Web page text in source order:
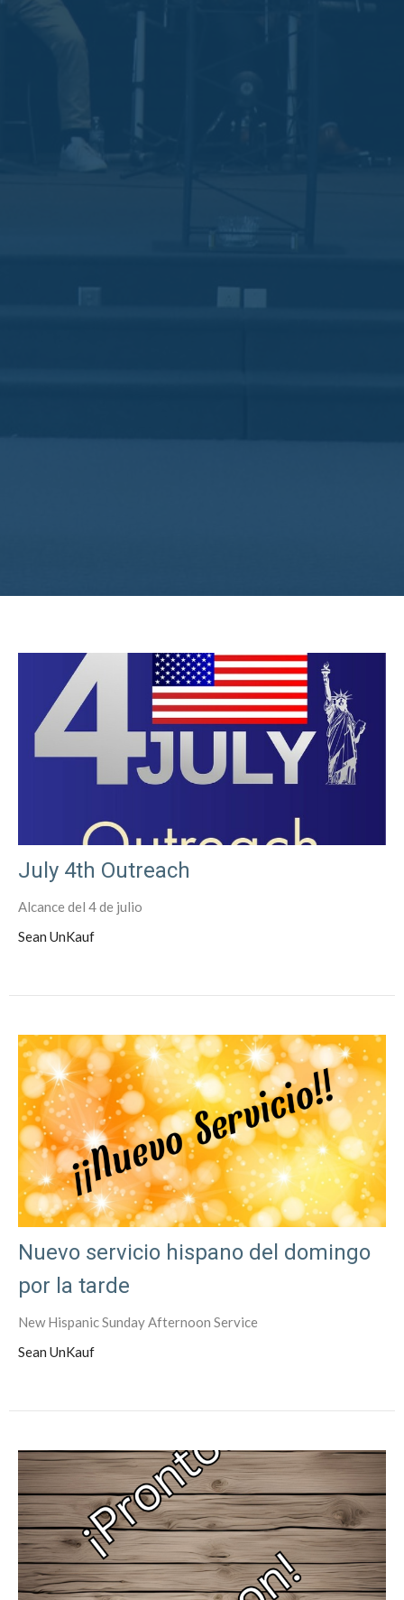
July 4th Outreach
Alcance del 4 de julio
Sean UnKauf
Nuevo servicio hispano del domingo
por la tarde
New Hispanic Sunday Afternoon Service
Sean UnKauf